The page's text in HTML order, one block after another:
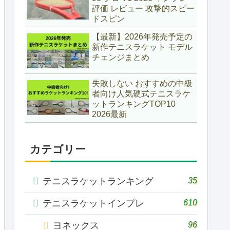
評価 レビュー 攻撃的スピー
ドスピン
【最新】2026年発売予定の
新作テニスラケット モデル
チェンジまとめ
失敗しない おすすめの中級
者向け人気硬式テニスラケ
ットランキングTOP10
2026最新
カテゴリー
テニスラケットランキング 35
テニスラケットインプレ 610
ヨネックス 96